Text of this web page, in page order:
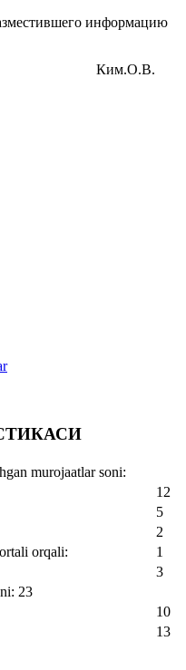
информацию
Ким.О.В.
murojaatlar soni:
12
5
2
orqali:
1
3
23
10
13